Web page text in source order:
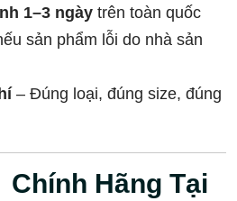
1–3 ngày trên toàn quốc
sản phẩm lỗi do nhà sản
– Đúng loại, đúng size, đúng
Hãng Tại